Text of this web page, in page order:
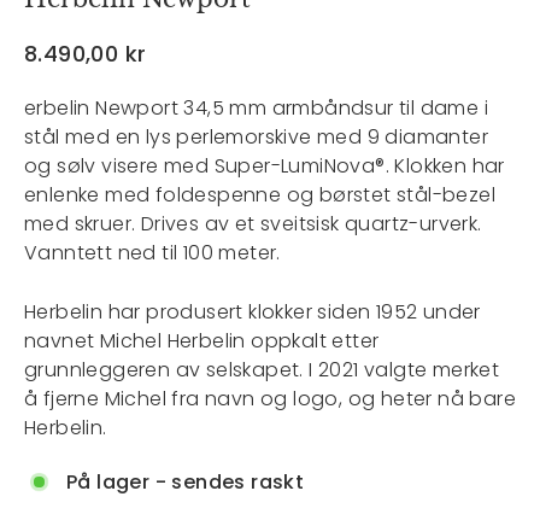
Veil.
8.490,00 kr
erbelin Newport 34,5 mm armbåndsur til dame i
stål med en lys perlemorskive med 9 diamanter
og sølv visere med Super-LumiNova®. Klokken har
enlenke med foldespenne og børstet stål-bezel
med skruer. Drives av et sveitsisk quartz-urverk.
Vanntett ned til 100 meter.
Herbelin har produsert klokker siden 1952 under
navnet Michel Herbelin oppkalt etter
grunnleggeren av selskapet. I 2021 valgte merket
å fjerne Michel fra navn og logo, og heter nå bare
Herbelin.
På lager - sendes raskt